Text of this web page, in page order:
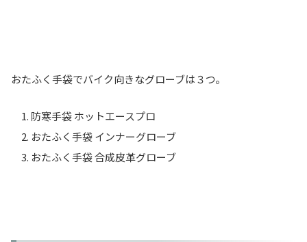
おたふく手袋でバイク向きなグローブは３つ。
防寒手袋 ホットエースプロ
おたふく手袋 インナーグローブ
おたふく手袋 合成皮革グローブ